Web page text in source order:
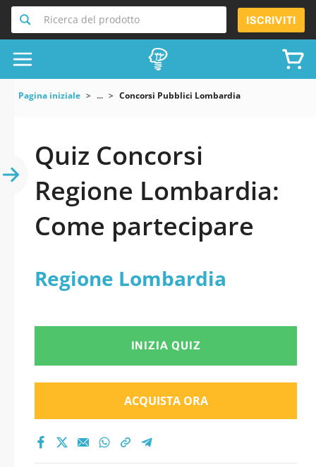
Ricerca del prodotto ISCRIVITI
Pagina iniziale ... Concorsi Pubblici Lombardia
Quiz Concorsi
Regione Lombardia:
Come partecipare
Regione Lombardia
INIZIA QUIZ
ACQUISTA ORA